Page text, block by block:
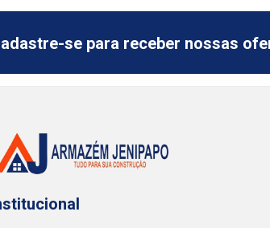
se para receber nossas